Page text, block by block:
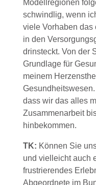
Modellregionen
schwindlig, wenn
viele Vorhaben das
in den
drinsteckt. Von der
Grundlage für
meinem
dass wir das alles
Zusammenarbeit
hinbekommen.
TK: Können Sie
und vielleicht auch
frustrierendes
Abgeordnete im